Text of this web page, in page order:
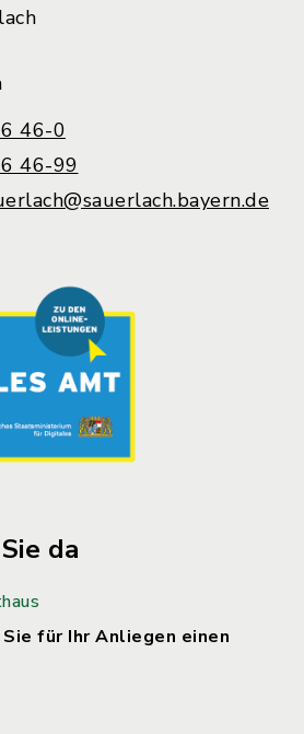
46-0
46-99
da
für Ihr Anliegen einen